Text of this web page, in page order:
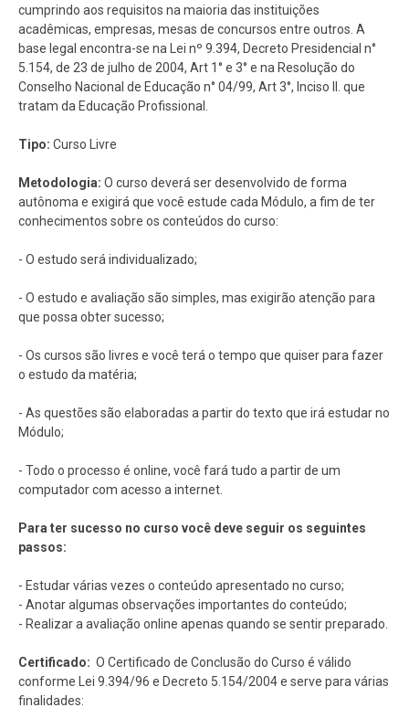
cumprindo aos requisitos na maioria das instituições
acadêmicas, empresas, mesas de concursos entre outros. A
base legal encontra-se na Lei nº 9.394, Decreto Presidencial n°
5.154, de 23 de julho de 2004, Art 1° e 3° e na Resolução do
Conselho Nacional de Educação n° 04/99, Art 3°, Inciso II. que
tratam da Educação Profissional.
Tipo: Curso Livre
Metodologia: O curso deverá ser desenvolvido de forma
autônoma e exigirá que você estude cada Módulo, a fim de ter
conhecimentos sobre os conteúdos do curso:
- O estudo será individualizado;
- O estudo e avaliação são simples, mas exigirão atenção para
que possa obter sucesso;
- Os cursos são livres e você terá o tempo que quiser para fazer
o estudo da matéria;
- As questões são elaboradas a partir do texto que irá estudar no
Módulo;
- Todo o processo é online, você fará tudo a partir de um
computador com acesso a internet.
Para ter sucesso no curso você deve seguir os seguintes
passos:
- Estudar várias vezes o conteúdo apresentado no curso;
- Anotar algumas observações importantes do conteúdo;
- Realizar a avaliação online apenas quando se sentir preparado.
Certificado: O Certificado de Conclusão do Curso é válido
conforme Lei 9.394/96 e Decreto 5.154/2004 e serve para várias
finalidades: